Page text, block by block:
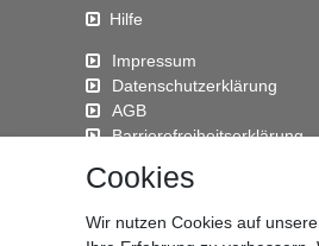
Hilfe
Impressum
Daten­schutz­erklärung
AGB
Barrierefreiheitserklärung
Kontakt
Vertrag widerrufen
Cookies
Wir nutzen Cookies auf